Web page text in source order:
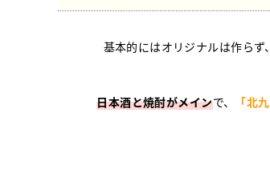
基本的にはオリジナルは作らず、
日本酒と焼酎がメインで、 「北